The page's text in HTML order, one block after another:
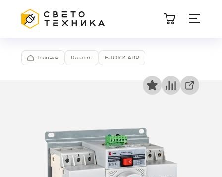
Главная Каталог БЛОКИ АВР